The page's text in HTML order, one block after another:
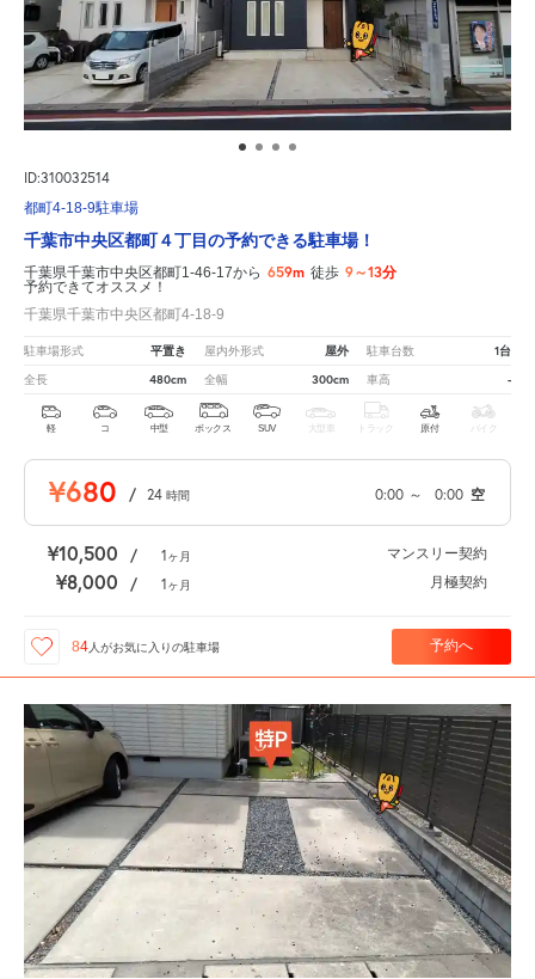
ID:310032514
都町4-18-9駐車場
千葉市中央区都町４丁目の予約できる駐車場！
千葉県千葉市中央区都町1-46-17から 659m 徒歩 9～13分
予約できてオススメ！
千葉県千葉市中央区都町4-18-9
駐車場形式 平置き 屋内外形式 屋外 駐車台数 1台
全長 480cm 全幅 300cm 車高 -
軽 コ 中型 ボックス SUV 大型車 トラック 原付 バイク
¥680 / 24 時間 0:00 ～ 0:00 空
¥10,500 / 1ヶ月 マンスリー契約
¥8,000 / 1ヶ月 月極契約
84 人がお気に入りの駐車場 予約へ